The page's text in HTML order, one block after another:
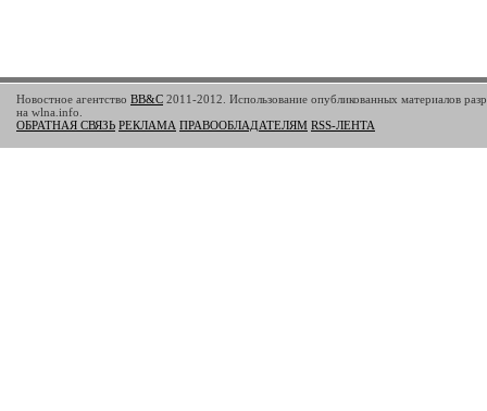
Новостное агентство BB&C 2011-2012. Использование опубликованных материалов
на wlna.info.
ОБРАТНАЯ СВЯЗЬ РЕКЛАМА ПРАВООБЛАДАТЕЛЯМ RSS-ЛЕНТА